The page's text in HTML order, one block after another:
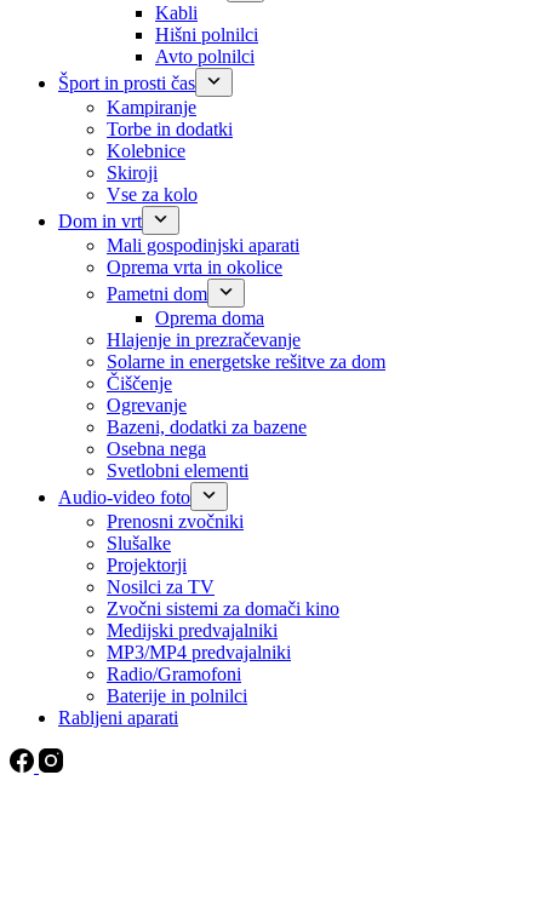
Kabli
Hišni polnilci
Avto polnilci
Šport in prosti čas
Kampiranje
Torbe in dodatki
Kolebnice
Skiroji
Vse za kolo
Dom in vrt
Mali gospodinjski aparati
Oprema vrta in okolice
Pametni dom
Oprema doma
Hlajenje in prezračevanje
Solarne in energetske rešitve za dom
Čiščenje
Ogrevanje
Bazeni, dodatki za bazene
Osebna nega
Svetlobni elementi
Audio-video foto
Prenosni zvočniki
Slušalke
Projektorji
Nosilci za TV
Zvočni sistemi za domači kino
Medijski predvajalniki
MP3/MP4 predvajalniki
Radio/Gramofoni
Baterije in polnilci
Rabljeni aparati